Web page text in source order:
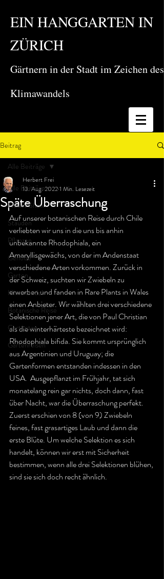
EIN HANGGARTEN IN
ZÜRICH
Gärtnern in der Stadt im Zeichen des
Klimawandels
Beitrag
Alle Beiträge
Flower Show
Stauden
Pflanzen
Gehölze
Garten
Klimawandel
Botanische Reise
Gartentag
Gartenreisen
Alle Beiträge
Späte Überraschung
Herbert Frei
13. Aug. 20221 Min. Lesezeit
Auf unserer botanischen Reise durch Chile
verliebten wir uns in die uns bis anhin
unbekannte Rhodophiala, ein
Amaryllisgewächs, von der im Andenstaat
verschiedene Arten vorkommen. Zurück in
der Schweiz, suchten wir Zwiebeln zu
erwerben und fanden in Rare Plants in Wales
einen Anbieter. Wir wählten drei verschiedene
Selektionen jener Art, die von Paul Christian
als die winterhärteste bezeichnet wird:
Rhodophiala bifida. Sie kommt ursprünglich
aus Argentinien und Uruguay; die
Gartenformen entstanden indessen in den
USA.  Ausgepflanzt im Frühjahr, tat sich
monatelang rein gar nichts, doch dann, fast
über Nacht, war die Überraschung perfekt.
Zuerst erschien von 8 (von 9) Zwiebeln
feines, fast grasartiges Laub und dann die
erste Blüte. Um welche Selektion es sich
handelt, können wir erst mit Sicherheit
bestimmen, wenn alle drei Selektionen blühen,
sind sie sich doch recht ähnlich.